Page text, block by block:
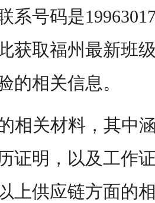
系号码是
获取福州最新班
的相关信息。
相关材料，其中
证明，以及工作
上供应链方面的